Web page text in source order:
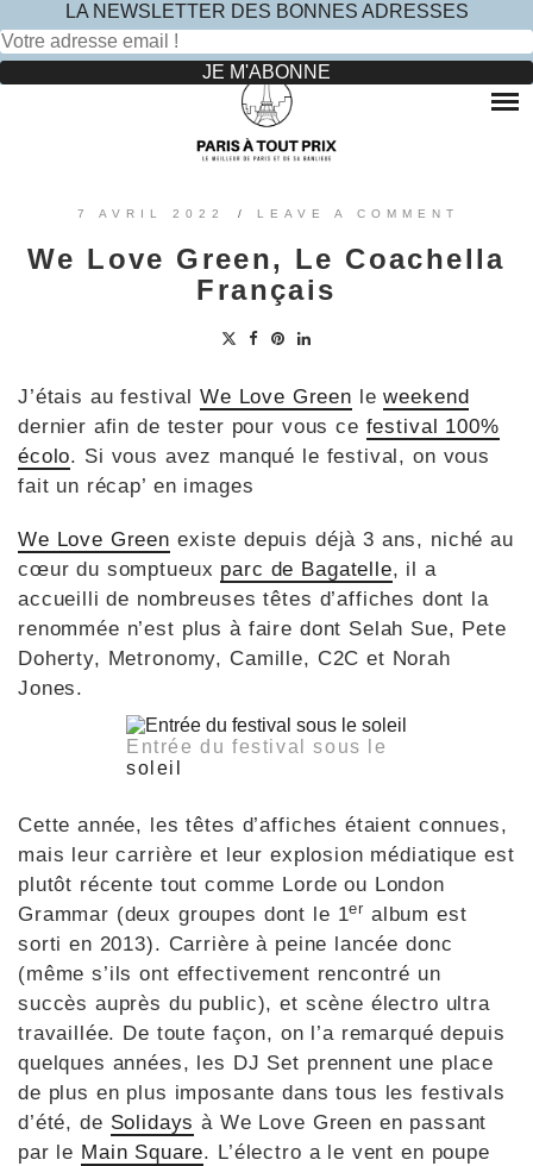
Rechercher :
Skip
OÙ MANGER DANS LE MARAIS ?
OÙ MANGER DANS PARIS 5 -ÈME ?
OÙ MANGER DANS LE 15ÈME ?
?
SORTIES ENFANTS
PARCS ATTRACTION BANLIEUE
7 AVRIL 2022 / LEAVE A COMMENT
We Love Green, Le Coachella
Français
J’étais au festival We Love Green leweekend
dernier afin de tester pour vous ce festival 100%
écolo. Si vous avez manqué le festival, on vous
fait un récap’ en images
We Love Green existe depuis déjà 3 ans, niché au
cœur du somptueux parc de Bagatelle, il a
accueilli de nombreuses têtes d’affiches dont la
renommée n’est plus à faire dont Selah Sue, Pete
Doherty, Metronomy, Camille, C2C et Norah
Jones.
Entrée du festival sous le
soleil
Cette année, les têtes d’affiches étaient connues,
mais leur carrière et leur explosion médiatique est
plutôt récente tout comme Lorde ou London
Grammar (deux groupes dont le 1er album est
sorti en 2013). Carrière à peine lancée donc
(même s’ils ont effectivement rencontré un
succès auprès du public), et scène électro ultra
travaillée. De toute façon, on l’a remarqué depuis
quelques années, les DJ Set prennent une place
de plus en plus imposante dans tous les festivals
d’été, de Solidays à We Love Green en passant
par le Main Square. L’électro a le vent en poupe
LA NEWSLETTER DES BONNES ADRESSES